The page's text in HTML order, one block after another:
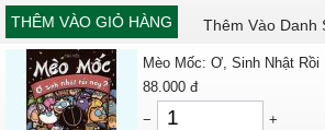
THÊM VÀO GIỎ HÀNG Thêm Vào Danh
Mèo Mốc: Ơ, Sinh Nhật Rồi
88.000 đ
−
+